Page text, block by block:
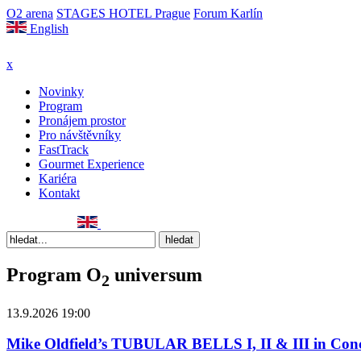
O2 arena STAGES HOTEL Prague Forum Karlín
English
x
Novinky
Program
Pronájem prostor
Pro návštěvníky
FastTrack
Gourmet Experience
Kariéra
Kontakt
Program O2 universum
13.9.2026 19:00
Mike Oldfield’s TUBULAR BELLS I, II & III in